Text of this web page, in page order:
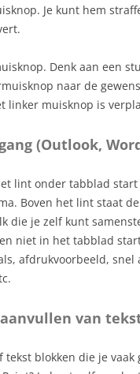
Je kunt hem
Denk aan een
naar de
linker muisknop is
(Outlook,
lint onder tabblad
Boven het lint staat
die je zelf kunt
niet in het tabblad
afdrukvoorbeeld,
van
blokken die je